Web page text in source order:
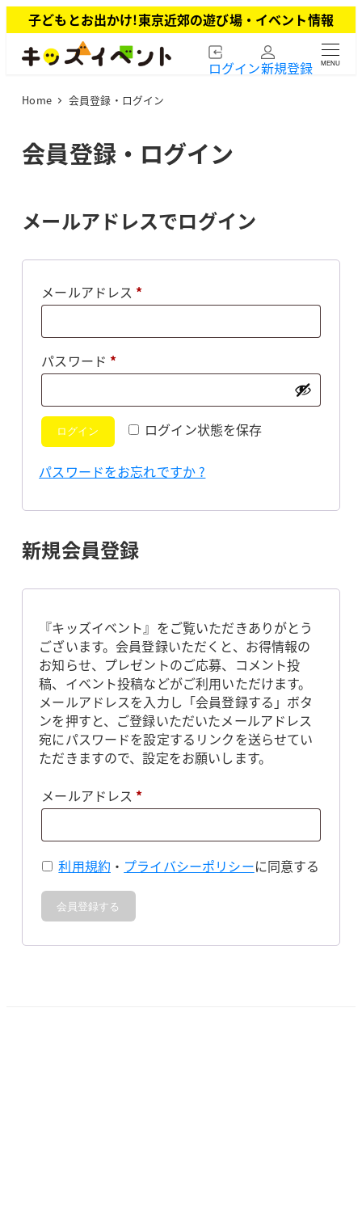
イ
子どもとお出かけ!東京近郊の遊び場・イベント情報
ログイン新規登録 MENU
Home 会員登録・ログイン
会員登録・ログイン
メールアドレスでログイン
メールアドレス *必
パスワード *必
ログイン状態を保存
ログイン
パスワードをお忘れですか ?
新規会員登録
『キッズイベント』をご覧いただきありがとう
ございます。会員登録いただくと、お得情報の
お知らせ、プレゼントのご応募、コメント投
稿、イベント投稿などがご利用いただけます。
メールアドレスを入力し「会員登録する」ボタ
ンを押すと、ご登録いただいたメールアドレス
宛にパスワードを設定するリンクを送らせてい
ただきますので、設定をお願いします。
メールアドレス *必
利用規約 ・ プライバシーポリシーに同意する
会員登録する